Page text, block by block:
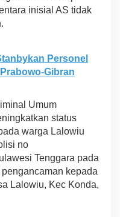
inisial AS tidak
Personel
Gibran
Umum
status
warga Lalowiu
no
Tenggara pada
kepada
Lalowiu, Kec Konda,